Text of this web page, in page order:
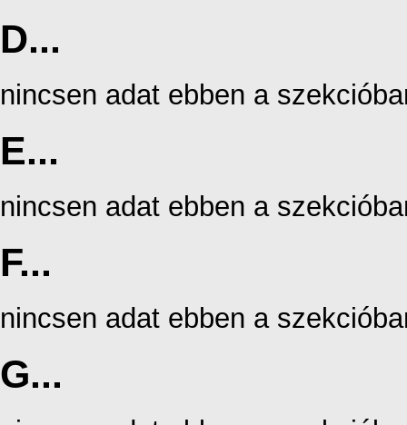
D...
nincsen adat ebben a
E...
nincsen adat ebben a
F...
nincsen adat ebben a
G...